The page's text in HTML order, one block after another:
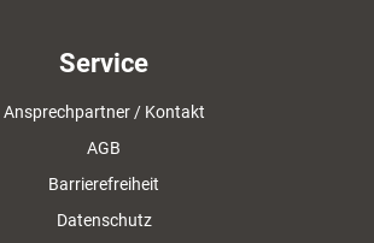
Service
Ansprechpartner / Kontakt
AGB
Barrierefreiheit
Datenschutz